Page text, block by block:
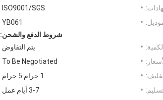
ISO9001/SGS
YB061
شروط الدفع والشحن:
يتم التفاوض
To Be Negotiated
1 جرام 5 جرام
3-7 أيام عمل